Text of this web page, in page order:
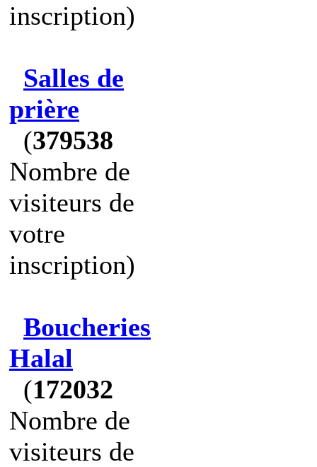
inscription)
Salles de
prière
(379538
Nombre de
visiteurs de
votre
inscription)
Boucheries
Halal
(172032
Nombre de
visiteurs de